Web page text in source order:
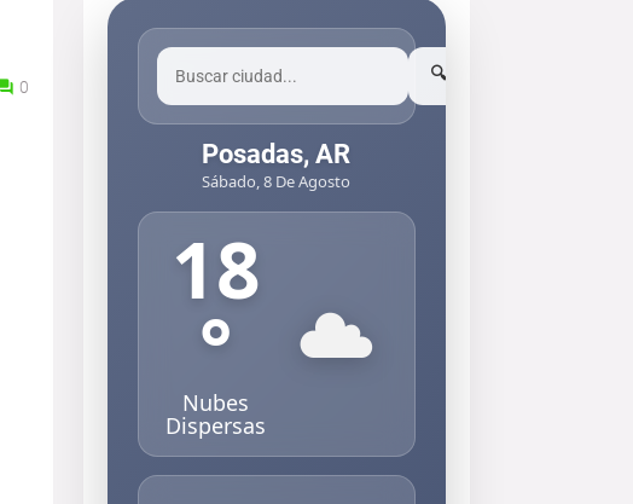
0
🔍
Posadas, AR
Sábado, 8 De Agosto
18
°
Nubes
Dispersas